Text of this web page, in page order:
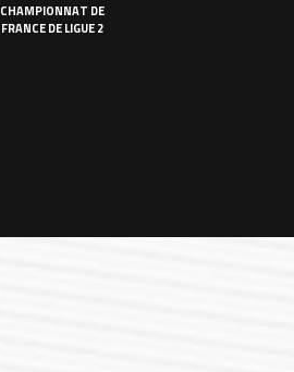
CHAMPIONNAT DE
FRANCE DE LIGUE 2